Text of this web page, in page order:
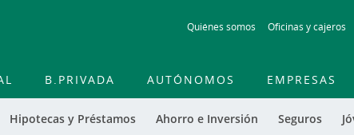
to
Quiénes somos Oficinas y cajeros
Hipotecas y Préstamos Ahorro e Inversión Seguros
B.PRIVADA AUTÓNOMOS EMPRESAS